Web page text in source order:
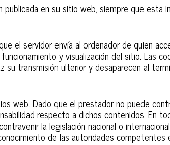
en su sitio web, siempre que esta
el servidor envía al ordenador de quien
y visualización del sitio. Las
transmisión ulterior y desaparecen al
web. Dado que el prestador no puede
respecto a dichos contenidos. En
la legislación nacional o
de las autoridades